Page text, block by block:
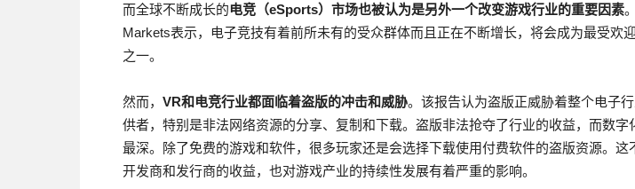
而全球不断成长的电竞（eSports）市场也被认为是另外一个改变游戏行业的重要因素
Markets表示，电子竞技有着前所未有的受众群体而且正在不断增长，将会成为最受欢
之一。
然而， VR和电竞行业都面临着盗版的冲击和威胁。该报告认为盗版正威胁着整个电子
供者，特别是非法网络资源的分享、复制和下载。盗版非法抢夺了行业的收益，而数字
最深。除了免费的游戏和软件，很多玩家还是会选择下载使用付费软件的盗版资源。这
开发商和发行商的收益，也对游戏产业的持续性发展有着严重的影响。